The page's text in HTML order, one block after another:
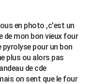
en photo ,c'est un
de mon bon vieux four
pour un bon
plus ou alors pas
de cde
on sent que le four